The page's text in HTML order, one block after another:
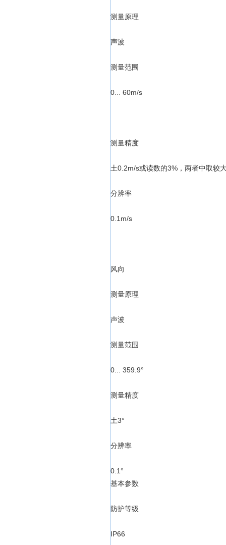
测量原理
声波
测量范围
0... 60m/s
测量精度
土0.2m/s或读数的3%，两者中取较
分辨率
0.1m/s
风向
测量原理
声波
测量范围
0... 359.9°
测量精度
土3°
分辨率
0.1°
基本参数
防护等级
IP66